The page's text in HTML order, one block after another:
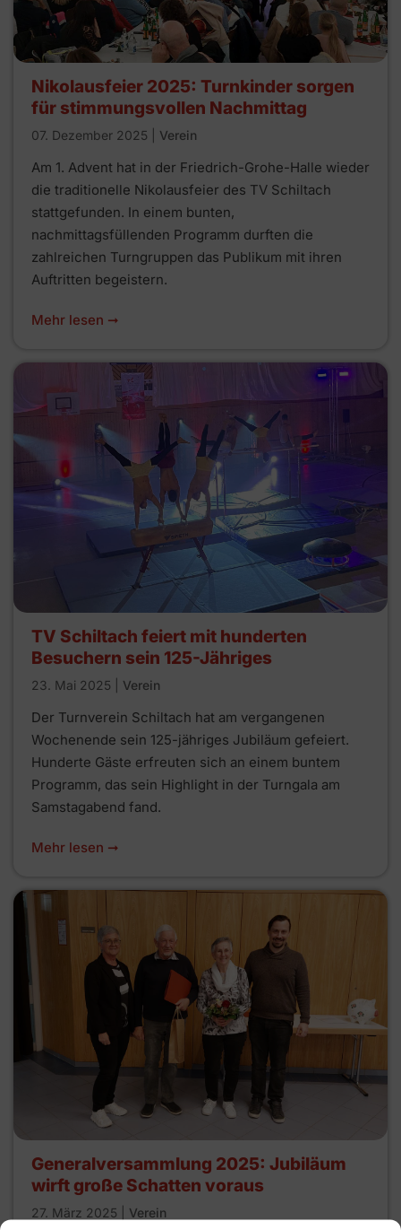
Nikolausfeier 2025: Turnkinder sorgen
für stimmungsvollen Nachmittag
07. Dezember 2025 Verein
Am 1. Advent hat in der Friedrich-Grohe-Halle wieder
die traditionelle Nikolausfeier des TV Schiltach
stattgefunden. In einem bunten,
nachmittagsfüllenden Programm durften die
zahlreichen Turngruppen das Publikum mit ihren
Auftritten begeistern.
Mehr lesen ➞
TV Schiltach feiert mit hunderten
Besuchern sein 125-Jähriges
23. Mai 2025 Verein
Der Turnverein Schiltach hat am vergangenen
Wochenende sein 125-jähriges Jubiläum gefeiert.
Hunderte Gäste erfreuten sich an einem buntem
Programm, das sein Highlight in der Turngala am
Samstagabend fand.
Mehr lesen ➞
Generalversammlung 2025: Jubiläum
wirft große Schatten voraus
27. März 2025 Verein